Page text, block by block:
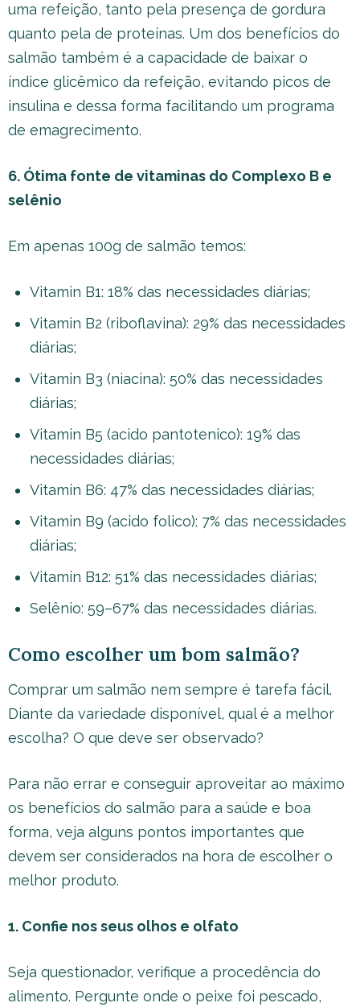
uma refeição, tanto pela presença de gordura
quanto pela de proteínas. Um dos benefícios do
salmão também é a capacidade de baixar o
índice glicêmico da refeição, evitando picos de
insulina e dessa forma facilitando um programa
de emagrecimento.
6. Ótima fonte de vitaminas do Complexo B e
selênio
Em apenas 100g de salmão temos:
Vitamin B1: 18% das necessidades diárias;
Vitamin B2 (riboflavina): 29% das necessidades
diárias;
Vitamin B3 (niacina): 50% das necessidades
diárias;
Vitamin B5 (acido pantotenico): 19% das
necessidades diárias;
Vitamin B6: 47% das necessidades diárias;
Vitamin B9 (acido folico): 7% das necessidades
diárias;
Vitamin B12: 51% das necessidades diárias;
Selênio: 59–67% das necessidades diárias.
Como escolher um bom salmão?
Comprar um salmão nem sempre é tarefa fácil.
Diante da variedade disponível, qual é a melhor
escolha? O que deve ser observado?
Para não errar e conseguir aproveitar ao máximo
os benefícios do salmão para a saúde e boa
forma, veja alguns pontos importantes que
devem ser considerados na hora de escolher o
melhor produto.
1. Confie nos seus olhos e olfato
Seja questionador, verifique a procedência do
alimento. Pergunte onde o peixe foi pescado,